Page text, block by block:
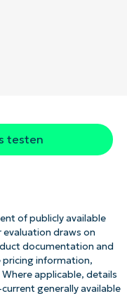
testen
of publicly available
draws on
documentation and
pricing information,
applicable, details
generally available